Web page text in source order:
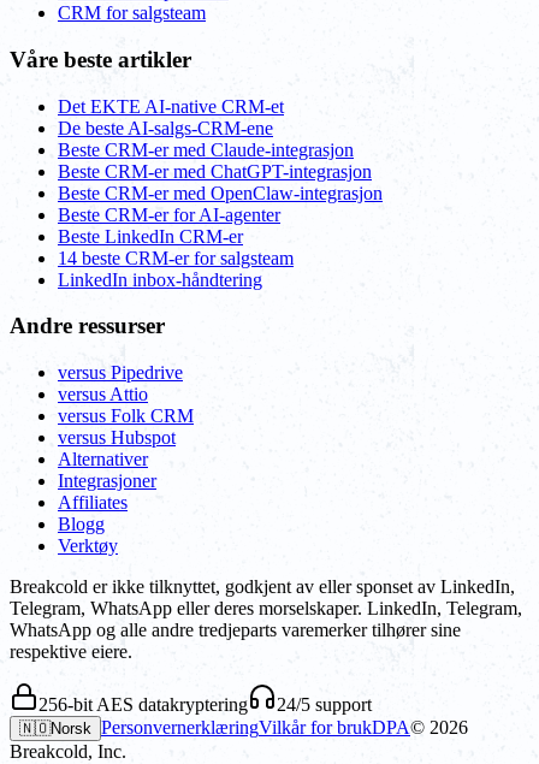
CRM for salgsteam
Våre beste artikler
Det EKTE AI-native CRM-et
De beste AI-salgs-CRM-ene
Beste CRM-er med Claude-integrasjon
Beste CRM-er med ChatGPT-integrasjon
Beste CRM-er med OpenClaw-integrasjon
Beste CRM-er for AI-agenter
Beste LinkedIn CRM-er
14 beste CRM-er for salgsteam
LinkedIn inbox-håndtering
Andre ressurser
versus Pipedrive
versus Attio
versus Folk CRM
versus Hubspot
Alternativer
Integrasjoner
Affiliates
Blogg
Verktøy
Breakcold er ikke tilknyttet, godkjent av eller sponset av LinkedIn,
Telegram, WhatsApp eller deres morselskaper. LinkedIn, Telegram,
WhatsApp og alle andre tredjeparts varemerker tilhører sine
respektive eiere.
256-bit AES datakryptering 24/5 support
🇳🇴Norsk PersonvernerklæringVilkår for brukDPA© 2026
Breakcold, Inc.